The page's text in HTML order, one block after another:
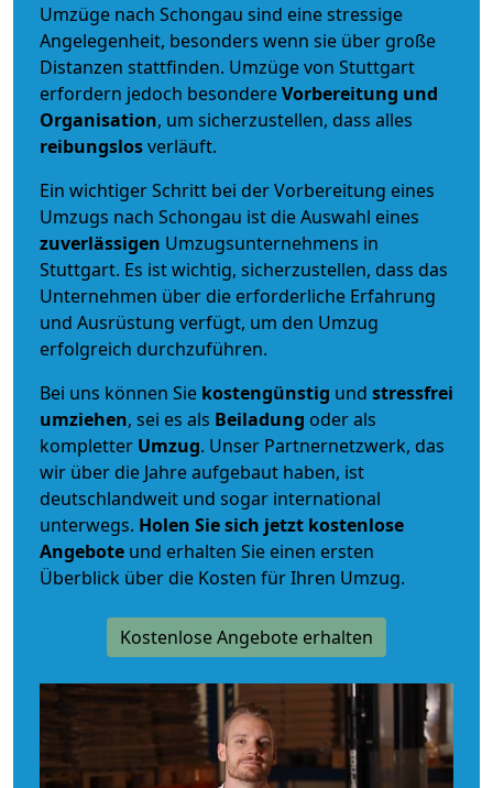
Umzüge nach Schongau sind eine stressige
Angelegenheit, besonders wenn sie über große
Distanzen stattfinden. Umzüge von Stuttgart
erfordern jedoch besondereVorbereitung und
Organisation, um sicherzustellen, dass alles
reibungslosverläuft.
Ein wichtiger Schritt bei der Vorbereitung eines
Umzugs nach Schongau ist die Auswahl eines
zuverlässigen Umzugsunternehmens in
Stuttgart. Es ist wichtig, sicherzustellen, dass das
Unternehmen über die erforderliche Erfahrung
und Ausrüstung verfügt, um den Umzug
erfolgreich durchzuführen.
Bei uns können Sie kostengünstig und stressfrei
umziehen, sei es als Beiladung oder als
kompletter Umzug. Unser Partnernetzwerk, das
wir über die Jahre aufgebaut haben, ist
deutschlandweit und sogar international
unterwegs. Holen Sie sich jetzt kostenlose
Angebote und erhalten Sie einen ersten
Überblick über die Kosten für Ihren Umzug.
Kostenlose Angebote erhalten